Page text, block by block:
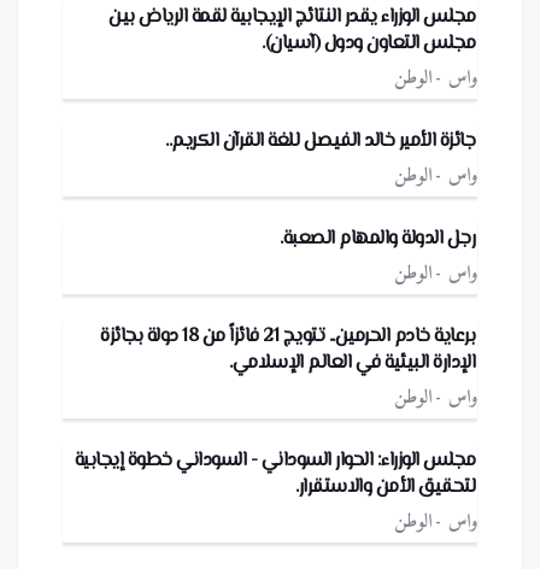
مجلس الوزراء يقدر النتائج الإيجابية لقمة الرياض بين
مجلس التعاون ودول (آسيان).
واس الوطن
جائزة الأمير خالد الفيصل للغة القرآن الكريم..
واس الوطن
رجل الدولة والمهام الصعبة.
واس الوطن
برعاية خادم الحرمين.. تتويج 21 فائزاً من 18 دولة بجائزة
الإدارة البيئية في العالم الإسلامي.
واس الوطن
مجلس الوزراء: الحوار السوداني - السوداني خطوة إيجابية
لتحقيق الأمن والاستقرار.
واس الوطن